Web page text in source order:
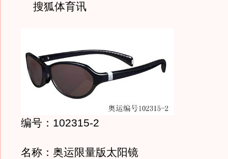
搜狐体育讯
编号：102315-2
名称：奥运限量版太阳镜